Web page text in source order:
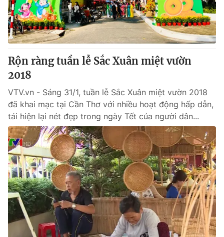
Sản phẩm
Thị trường
Tư vấn
Lịch phát sóng
Chuyên mục khác
Emagazine
Photo Infographic
Video Shorts video
VTV Money VTV Thể thao
VTV Sức khoẻ Bất động sản
Thị trường 24h Tấm lòng Việt
Rộn ràng tuần lễ Sắc Xuân miệt vườn
2018
VTV.vn - Sáng 31/1, tuần lễ Sắc Xuân miệt vườn 2018
đã khai mạc tại Cần Thơ với nhiều hoạt động hấp dẫn,
tái hiện lại nét đẹp trong ngày Tết của người dân...